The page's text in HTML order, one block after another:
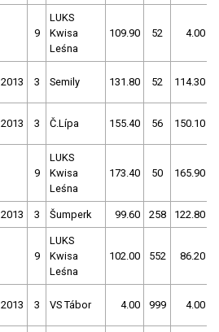
9
LUKS
Kwisa
Leśna
109.90 52 4.00
2013 3 Semily 131.80 52 114.30
2013 3 Č.Lípa 155.40 56 150.10
9
LUKS
Kwisa
Leśna
173.40 50 165.90
2013 3 Šumperk 99.60 258 122.80
9
LUKS
Kwisa
Leśna
102.00 552 86.20
2013 3 VS Tábor 4.00 999 4.00